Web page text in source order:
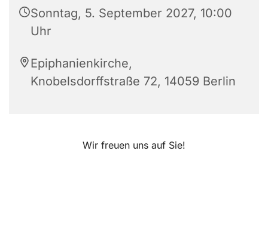
Sonntag, 5. September 2027, 10:00
Uhr
Epiphanienkirche,
Knobelsdorffstraße 72, 14059 Berlin
Wir freuen uns auf Sie!